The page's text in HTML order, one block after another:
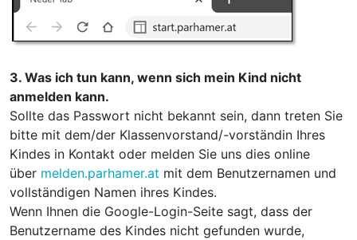
3. Was ich tun kann, wenn sich mein Kind nicht
anmelden kann.
Sollte das Passwort nicht bekannt sein, dann treten Sie
bitte mit dem/der Klassenvorstand/-vorständin Ihres
Kindes in Kontakt oder melden Sie uns dies online
über melden.parhamer.at mit dem Benutzernamen und
vollständigen Namen ihres Kindes.
Wenn Ihnen die Google-Login-Seite sagt, dass der
Benutzername des Kindes nicht gefunden wurde,